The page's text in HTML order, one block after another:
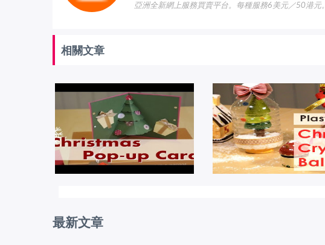
亞洲全新網上服務買賣平台。每種服務6美元／50港元。
相關文章
最新文章